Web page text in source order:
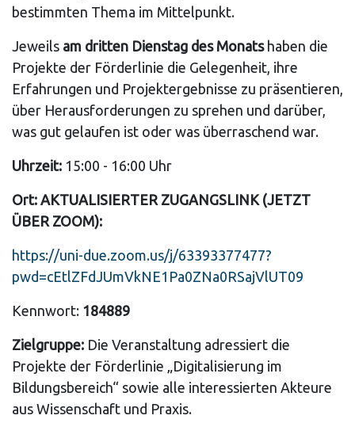
bestimmten Thema im Mittelpunkt.
Jeweils am dritten Dienstag des Monatshaben die
Projekte der Förderlinie die Gelegenheit, ihre
Erfahrungen und Projektergebnisse zu präsentieren,
über Herausforderungen zu sprehen und darüber,
was gut gelaufen ist oder was überraschend war.
Uhrzeit: 15:00 - 16:00 Uhr
Ort: AKTUALISIERTER ZUGANGSLINK (JETZT
ÜBER ZOOM):
https://uni-due.zoom.us/j/63393377477?
pwd=cEtlZFdJUmVkNE1Pa0ZNa0RSajVlUT09
Kennwort: 184889
Zielgruppe: Die Veranstaltung adressiert die
Projekte der Förderlinie „Digitalisierung im
Bildungsbereich“ sowie alle interessierten Akteure
aus Wissenschaft und Praxis.